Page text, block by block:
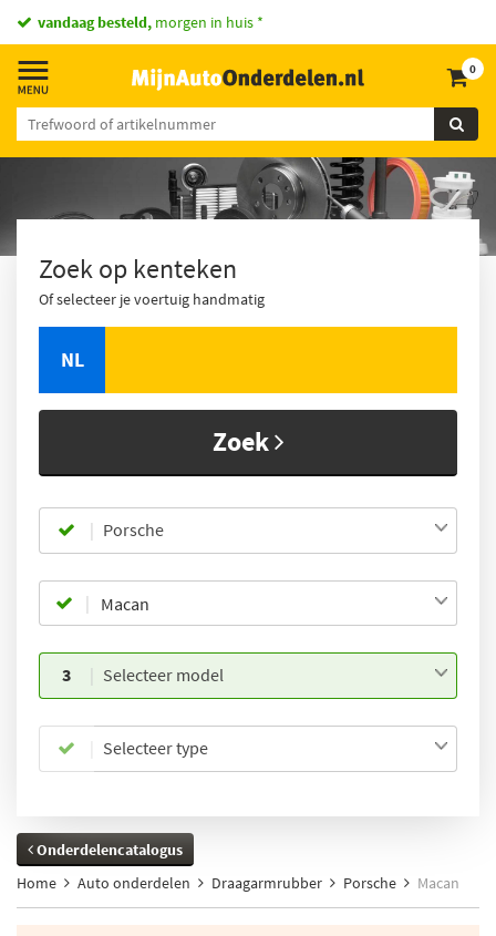
vandaag besteld, morgen in huis *
0
Zoek op kenteken
Of selecteer je voertuig handmatig
NL
Zoek
Porsche
3 Selecteer model
Selecteer type
Onderdelencatalogus
Home
Auto onderdelen Draagarmrubber Porsche Macan